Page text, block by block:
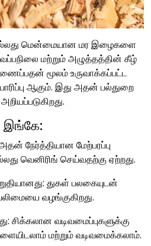
மென்மையான மர இழைகளை
மற்றும் அழுத்தத்தின் கீழ்
மூலம் உருவாக்கப்பட்ட
ஆகும். இது அதன் பல்துறை
இங்கே:
நேர்த்தியான மேற்பரப்பு
வெனிரிங் செய்வதற்கு ஏற்றது.
துகள் பலகையுடன்
வழங்குகிறது.
சிக்கலான வடிவமைப்புகளுக்கு
மற்றும் வடிவமைக்கலாம்.